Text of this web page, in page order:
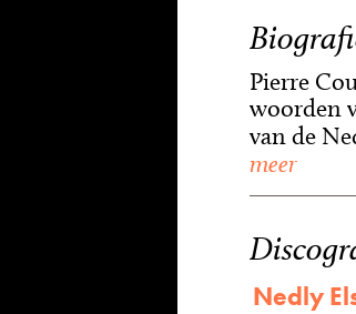
Pierre
woorden
van de
meer
Nedly